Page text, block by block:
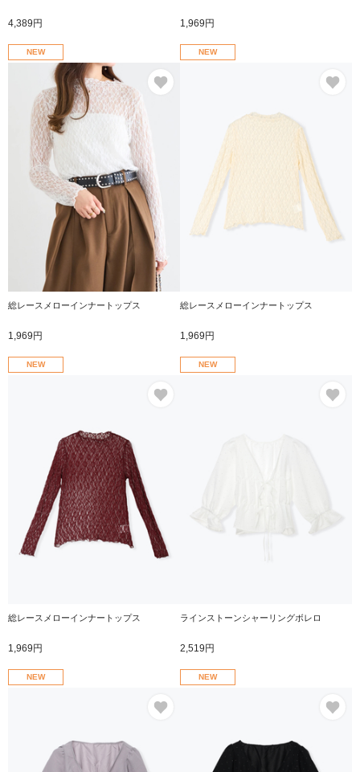
4,389円 1,969円
NEW
総レースメローインナートップス
1,969円
NEW
総レースメローインナートップス
1,969円
NEW
総レースメローインナートップス
1,969円
NEW
ラインストーンシャーリングボレロ
2,519円
NEW NEW